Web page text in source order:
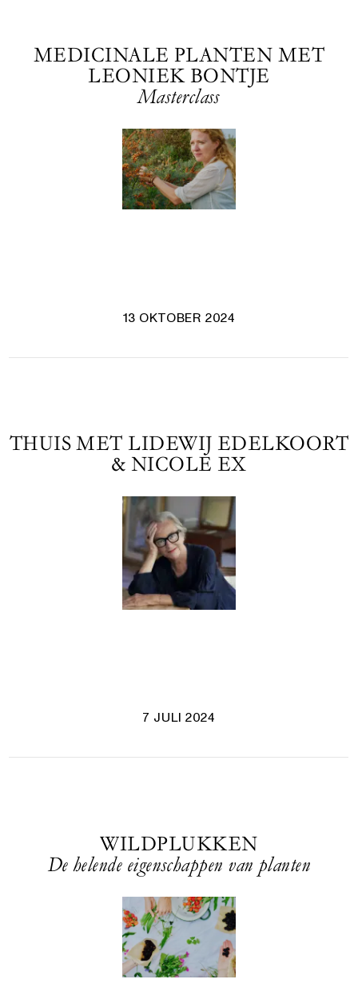
MEDICINALE PLANTEN MET
LEONIEK BONTJE
Masterclass
13 OKTOBER 2024
THUIS MET LIDEWIJ EDELKOORT
& NICOLE EX
7 JULI 2024
WILDPLUKKEN
De helende eigenschappen van planten